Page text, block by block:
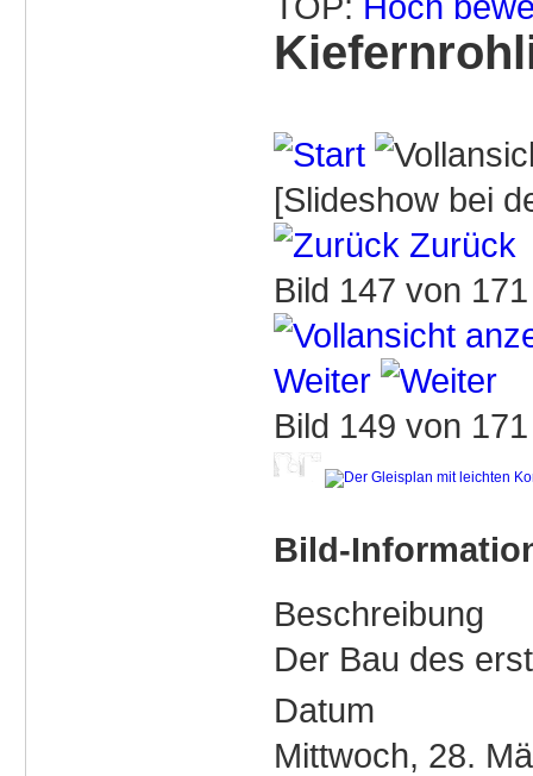
[Slideshow bei
Zurück
Bild 147 von
Weiter
Bild 149 von
Bild-
Beschreibung
Der Bau des
Datum
Mittwoch, 28.